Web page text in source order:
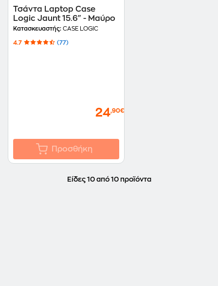
Τσάντα Laptop Case
Logic Jaunt 15.6" - Μαύρο
Κατασκευαστής: CASE LOGIC
4.7 (77)
24,90€
Προσθήκη
Είδες 10 από 10 προϊόντα